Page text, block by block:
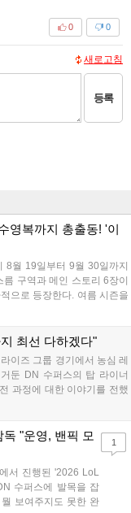
0
0
새로고침
등록
영복까지 총출동! '이
8월 19일부터 9월 30일까지
구역과 메인 스토리 6장이
으로 등장한다. 여름 시즌을
운 이벤트가 열리고, 캐릭터
은 공식 채널을 통해 확인할
최선 다하겠다"
이즈 그룹 경기에서 농심 레
둔 DN 수퍼스의 탑 라이너
과정에 대한 이야기를 전했
"진짜 오랜만에 거둔 2:0 승
"운영, 밴픽 모
서 진행된 '2026 LoL
수퍼스에 발목을 잡
보여주지도 못한 완
1